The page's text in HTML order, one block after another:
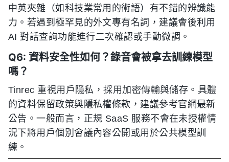
中英夾雜（如科技業常用的術語）有不錯的辨識能
力。若遇到極罕見的外文專有名詞，建議會後利用
AI 對話查詢功能進行二次確認或手動微調。
Q6: 資料安全性如何？錄音會被拿去訓練模型
嗎？
Tinrec 重視用戶隱私，採用加密傳輸與儲存。具體
的資料保留政策與隱私權條款，建議參考官網最新
公告。一般而言，正規 SaaS 服務不會在未授權情
況下將用戶個別會議內容公開或用於公共模型訓
練。